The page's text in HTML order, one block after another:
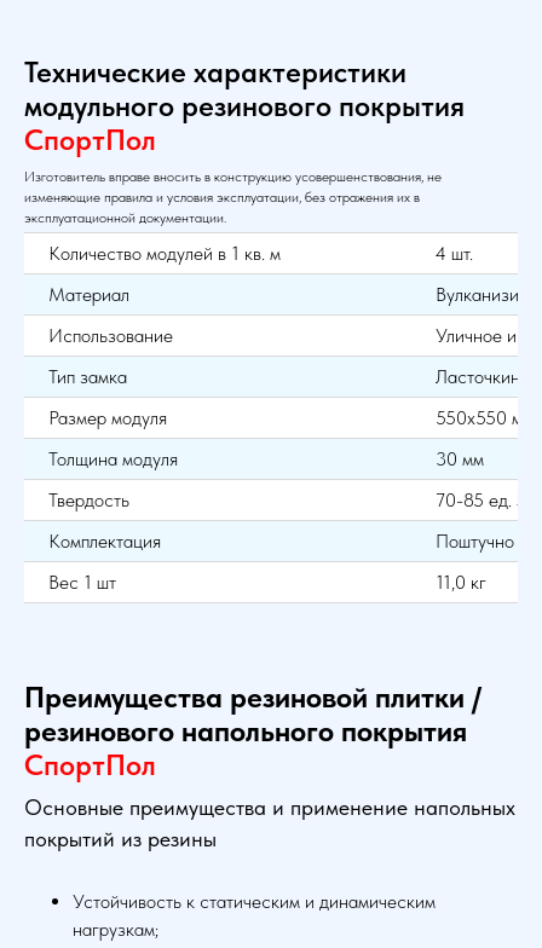
Технические характеристики
модульного резинового покрытия
СпортПол
Изготовитель вправе вносить в конструкцию усовершенствования, не
изменяющие правила и условия эксплуатации, без отражения их в
эксплуатационной документации.
Количество модулей в 1 кв. м
4 шт.
Материал
Использование
Уличное и в
Тип замка
Ласточкин
Размер модуля
550х550 мм
Толщина модуля
30 мм
Твердость
70-85 ед.
Комплектация
Поштучно
Вес 1 шт
11,0 кг
Преимущества резиновой плитки /
резинового напольного покрытия
СпортПол
Основные преимущества и применение напольных
покрытий из резины
Устойчивость к статическим и динамическим
нагрузкам;